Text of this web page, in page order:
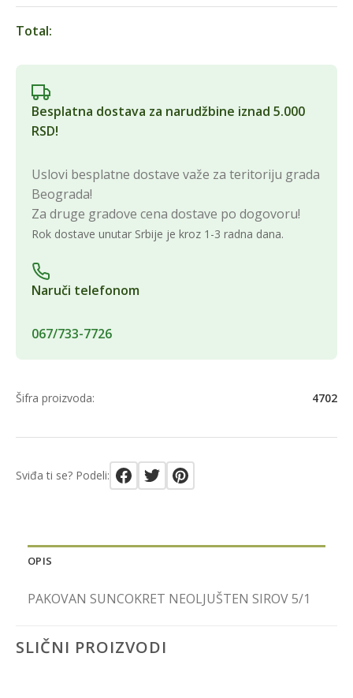
Total:
Besplatna dostava za narudžbine iznad 5.000
RSD!
Uslovi besplatne dostave važe za teritoriju grada
Beograda!
Za druge gradove cena dostave po dogovoru!
Rok dostave unutar Srbije je kroz 1-3 radna dana.
Naruči telefonom
067/733-7726
Šifra proizvoda: 4702
Sviđa ti se? Podeli:
OPIS
PAKOVAN SUNCOKRET NEOLJUŠTEN SIROV 5/1
SLIČNI PROIZVODI